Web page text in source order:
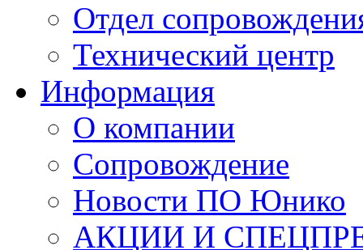
Отдел
Технический центр
Информация
О компании
Сопровождение
Новости ПО Юнико
АКЦИИ И